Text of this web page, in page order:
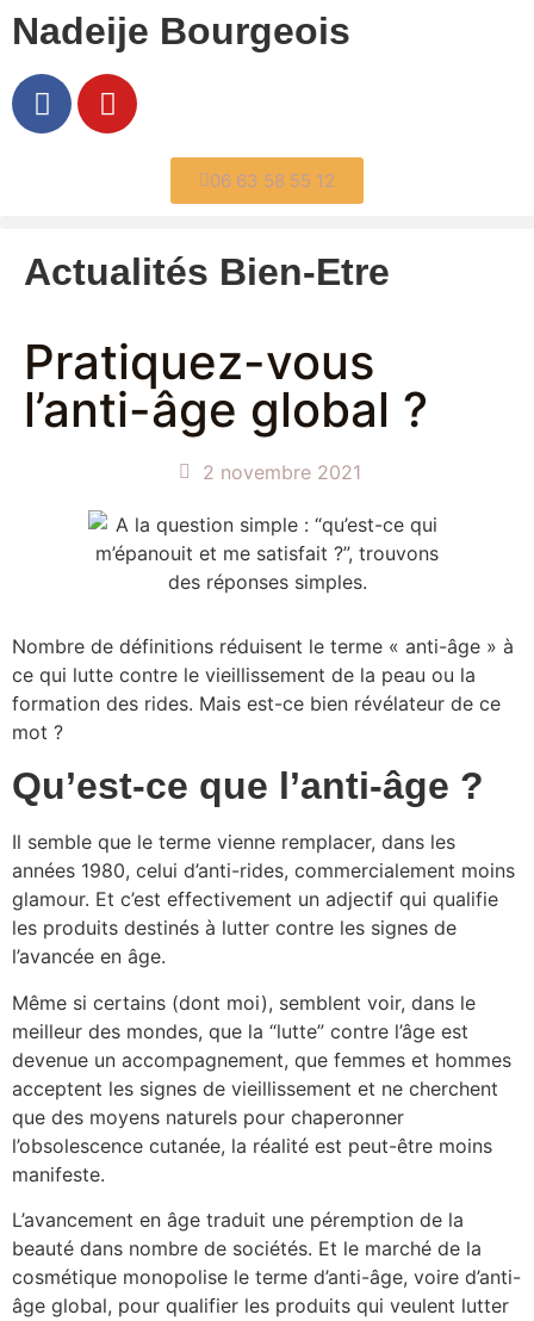
Nadeije Bourgeois
06 63 58 55 12
Actualités Bien-Etre
Pratiquez-vous
l’anti-âge global ?
2 novembre 2021
Nombre de définitions réduisent le terme « anti-âge » à
ce qui lutte contre le vieillissement de la peau ou la
formation des rides. Mais est-ce bien révélateur de ce
mot ?
Qu’est-ce que l’anti-âge ?
Il semble que le terme vienne remplacer, dans les
années 1980, celui d’anti-rides, commercialement moins
glamour. Et c’est effectivement un adjectif qui qualifie
les produits destinés à lutter contre les signes de
l’avancée en âge.
Même si certains (dont moi), semblent voir, dans le
meilleur des mondes, que la “lutte” contre l’âge est
devenue un accompagnement, que femmes et hommes
acceptent les signes de vieillissement et ne cherchent
que des moyens naturels pour chaperonner
l’obsolescence cutanée, la réalité est peut-être moins
manifeste.
L’avancement en âge traduit une péremption de la
beauté dans nombre de sociétés. Et le marché de la
cosmétique monopolise le terme d’anti-âge, voire d’anti-
âge global, pour qualifier les produits qui veulent lutter